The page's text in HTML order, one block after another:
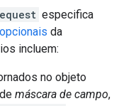
especifica
opcionais da
incluem:
no objeto
máscara de campo,